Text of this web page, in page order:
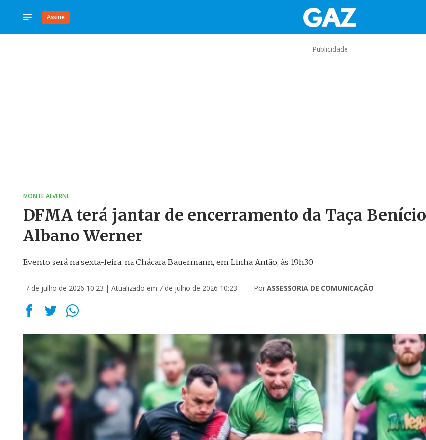
Assine
Publicidade
MONTE ALVERNE
DFMA terá jantar de encerramento da Taça Benício
Albano Werner
Evento será na sexta-feira, na Chácara Bauermann, em Linha Antão, às 19h30
7 de julho de 2026 10:23 | Atualizado em 7 de julho de 2026 10:23 Por ASSESSORIA DE COMUNICAÇÃO